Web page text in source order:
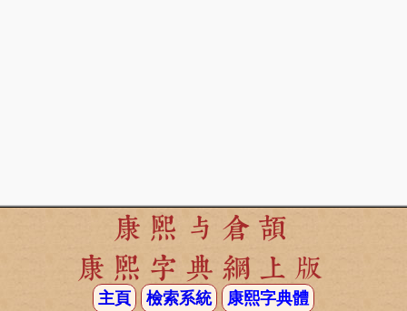
康熙与倉頡
康熙字典網上版
主頁 檢索系統 康熙字典體